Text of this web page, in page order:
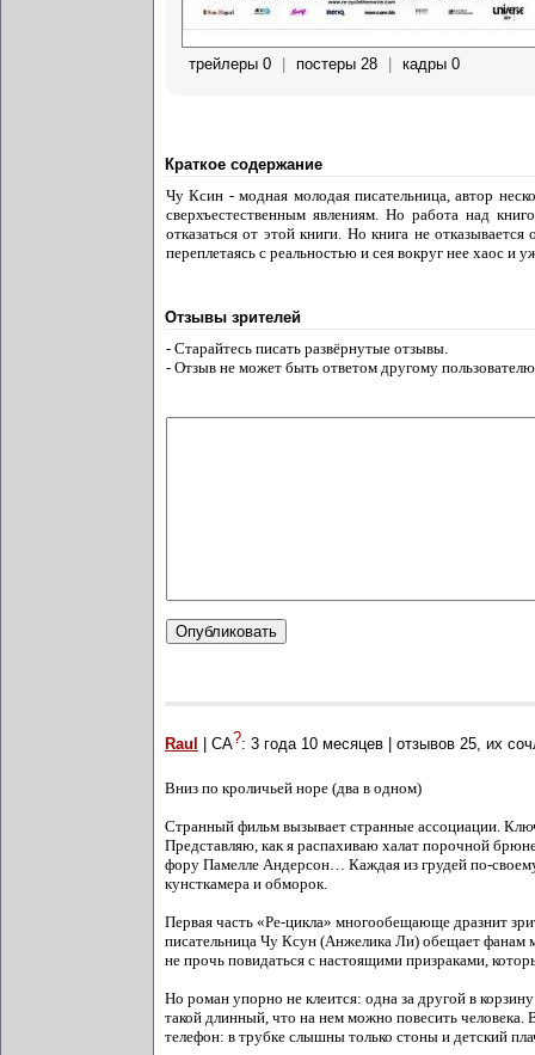
трейлеры 0 постеры 28 кадры 0
Краткое содержание
Чу Ксин - модная молодая писательница, автор
сверхъестественным явлениям. Но работа над
отказаться от этой книги. Но книга не
переплетаясь с реальностью и сея вокруг нее хаос и
Отзывы зрителей
- Старайтесь писать развёрнутые отзывы.
- Отзыв не может быть ответом другому
Raul | СА?: 3 года 10 месяцев | отзывов 25, их
Вниз по кроличьей норе (два в одном)
Странный фильм вызывает странные ассоциации.
Представляю, как я распахиваю халат порочной
фору Памелле Андерсон… Каждая из грудей по-
кунсткамера и обморок.
Первая часть «Ре-цикла» многообещающе дразнит
писательница Чу Ксун (Анжелика Ли) обещает фанам
не прочь повидаться с настоящими призраками,
Но роман упорно не клеится: одна за другой в
такой длинный, что на нем можно повесить
телефон: в трубке слышны только стоны и детский